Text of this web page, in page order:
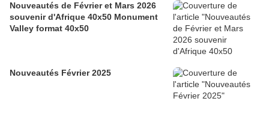
Nouveautés de Février et Mars 2026
souvenir d'Afrique 40x50 Monument
Valley format 40x50
Nouveautés Février 2025